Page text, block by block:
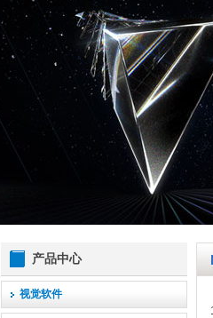
产品中心
视觉软件